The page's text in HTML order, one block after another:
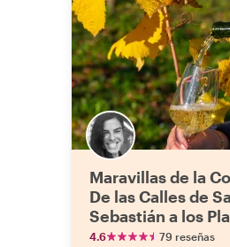
Maravillas de la
De las Calles de
Sebastián a los
Txakoli
4.6 79 reseñas